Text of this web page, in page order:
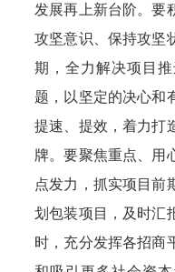
发展再上新台阶。要
攻坚意识、保持攻坚
期，全力解决项目
题，以坚定的决心和
提速、提效，着力打
牌。要聚焦重点、用
点发力，抓实项目前
划包装项目，及时汇
时，充分发挥各招商